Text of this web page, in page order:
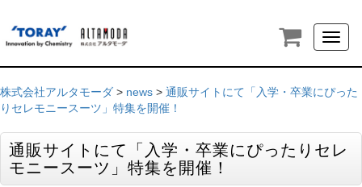
株式会社アルタモーダ > news > 通販サイトにて「入学・卒業にぴった
りセレモニースーツ」特集を開催！
通販サイトにて「入学・卒業にぴったりセレ
モニースーツ」特集を開催！